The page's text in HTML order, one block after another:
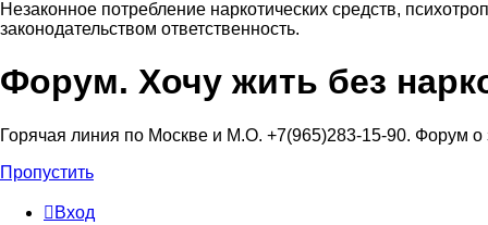
Незаконное потребление наркотических средств,
законодательством ответственность.
Регистрация
Форум. Хочу жить без
Горячая линия по Москве и М.О. +7(965)283-15-90. Форум о
Пропустить
Вход